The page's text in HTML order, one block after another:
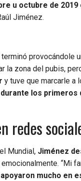
u octubre de 2019
Jiménez.
provocándole
la zona del pubis,
y tuve que marcarle a
durante los primeros
redes
Mundial, Jiménez
“Mi
mucho en